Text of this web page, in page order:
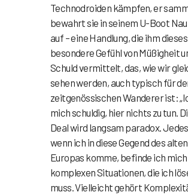
Technodroiden kämpfen, er
bewahrt sie in seinem U-Boot
auf – eine Handlung, die ihm dieses
besondere Gefühl von Müßigheit
Schuld vermittelt, das, wie wir
sehen werden, auch typisch für
zeitgenössischen Wanderer ist:
mich schuldig, hier nichts zu tun.
Deal wird langsam paradox.
wenn ich in diese Gegend des alten
Europas komme, befinde ich mich
komplexen Situationen, die ich
muss. Vielleicht gehört